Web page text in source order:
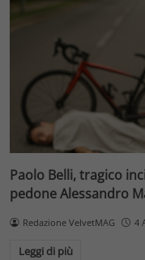
Paolo Belli, tragico
pedone Alessandro
Redazione VelvetMAG 4
Leggi di più